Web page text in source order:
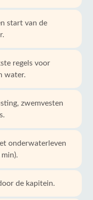
start van de
regels voor
water.
zwemvesten
onderwaterleven
de kapitein.